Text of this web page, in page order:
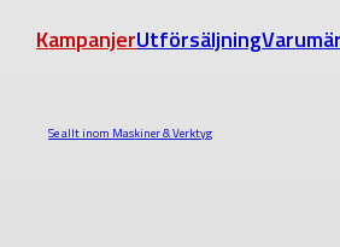
KampanjerUtförsäljning
Se allt inom Maskiner & Verktyg